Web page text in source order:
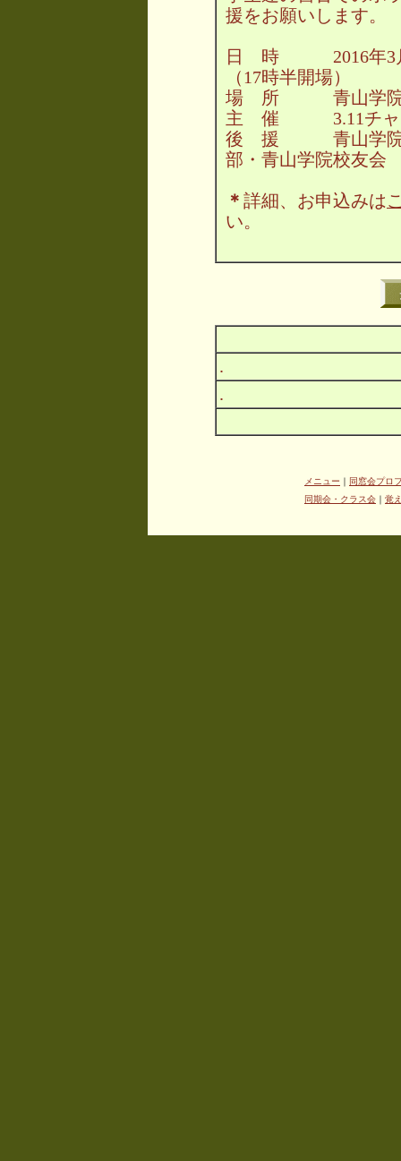
援をお願いします。
日 時 2016年3月
（17時半開場）
場 所 青山学院高
主 催 3.11チャリ
後 援 青山学院大
部・青山学院校友会
＊ 詳細、お申込みは
い。
.
.
メニュー ｜ 同窓会プロ
同期会・クラス会 ｜ 覚